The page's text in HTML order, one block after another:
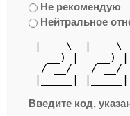
Не рекомендую
Нейтральное
|___ \
__) |   __)
/ __/   / __/
|_____|
Введите код,